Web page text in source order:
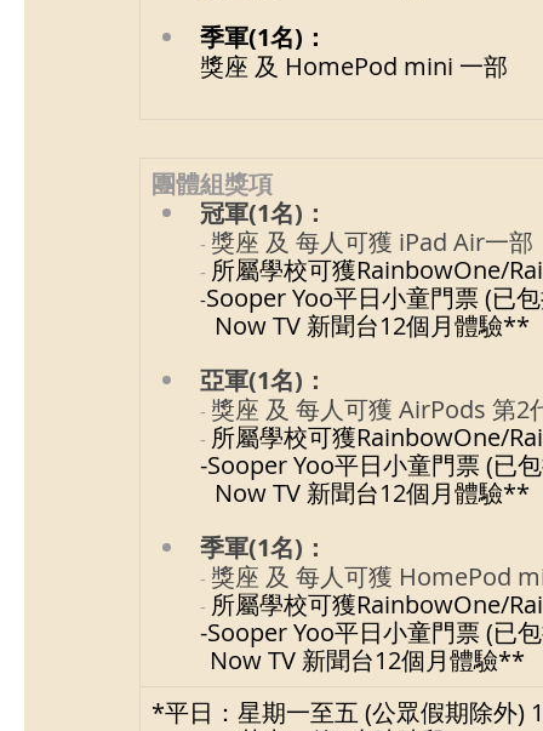
季軍(1名)：
獎座 及 HomePod mini 一部
團體組獎項
冠軍(1名)：
- 獎座 及 每人可獲 iPad Air一部
- 所屬學校可獲RainbowOne/
-Sooper Yoo平日小童門票 (已
Now TV 新聞台12個月體驗**
亞軍(1名)：
- 獎座 及 每人可獲 AirPods 第2
- 所屬學校可獲RainbowOne/
-Sooper Yoo平日小童門票 (已
Now TV 新聞台12個月體驗**
季軍(1名)：
- 獎座 及 每人可獲 HomePod
- 所屬學校可獲RainbowOne/
-Sooper Yoo平日小童門票 (已
Now TV 新聞台12個月體驗**
*平日：星期一至五 (公眾假期除外)